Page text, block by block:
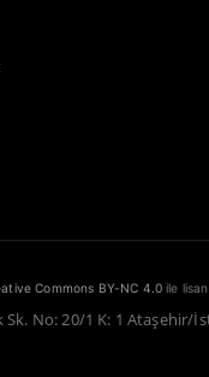
Commons BY-NC 4.0 ile
No: 20/1 K: 1 Ataşehir/